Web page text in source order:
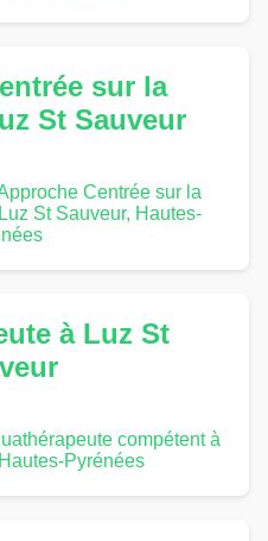
sur la
St Sauveur
Centrée sur la
St Sauveur, Hautes-
à Luz St
compétent à
Pyrénées